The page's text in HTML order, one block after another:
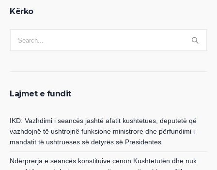
Kërko
Lajmet e fundit
IKD: Vazhdimi i seancës jashtë afatit kushtetues, deputetë që
vazhdojnë të ushtrojnë funksione ministrore dhe përfundimi i
mandatit të ushtrueses së detyrës së Presidentes
Ndërprerja e seancës konstituive cenon Kushtetutën dhe nuk